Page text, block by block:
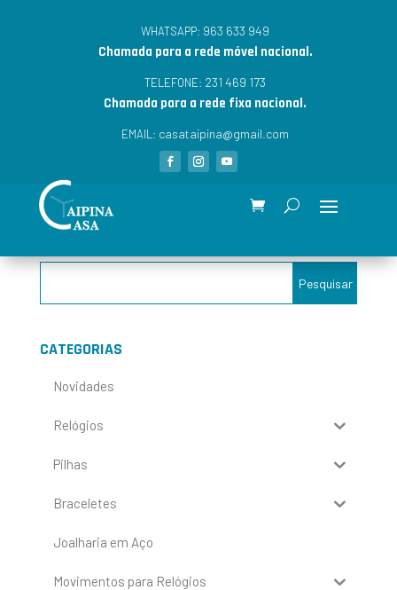
WHATSAPP: 963 633 949
Chamada para a rede móvel nacional.
TELEFONE: 231 469 173
Chamada para a rede fixa nacional.
EMAIL: casataipina@gmail.com
CATEGORIAS
Novidades
Relógios
Pilhas
Braceletes
Joalharia em Aço
Movimentos para Relógios